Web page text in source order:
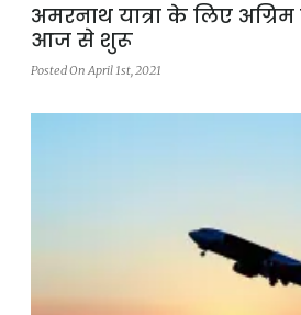
अमरनाथ यात्रा के लिए अग्रिम
आज से शुरू
Posted On April 1st, 2021